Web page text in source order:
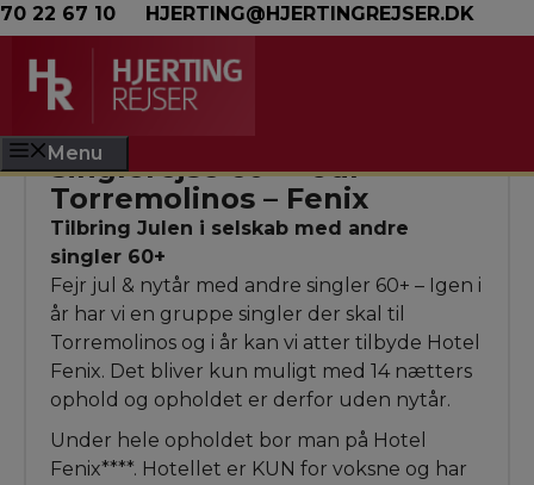
Hop til indhold
70 22 67 10 HJERTING@HJERTINGREJSER.DK
Menu
Singlerejse 60+ – Jul
Torremolinos – Fenix
Tilbring Julen i selskab med andre
singler 60+
Fejr jul & nytår med andre singler 60+ – Igen i
år har vi en gruppe singler der skal til
Torremolinos og i år kan vi atter tilbyde Hotel
Fenix. Det bliver kun muligt med 14 nætters
ophold og opholdet er derfor uden nytår.
Under hele opholdet bor man på Hotel
Fenix****. Hotellet er KUN for voksne og har